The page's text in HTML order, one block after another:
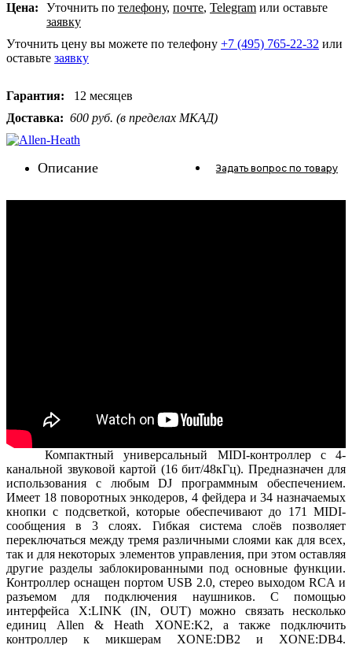
Цена:
Уточнить по телефону, почте, Telegram или оставьте
заявку
Уточнить цену вы можете по телефону +7 (495) 765-22-32 или
оставьте заявку
Гарантия: 12 месяцев
Доставка: 600 руб. (в пределах МКАД)
Описание Задать вопрос по товару
Компактный универсальный MIDI-контроллер с 4-
канальной звуковой картой (16 бит/48кГц). Предназначен для
использования с любым DJ программным обеспечением.
Имеет 18 поворотных энкодеров, 4 фейдера и 34 назначаемых
кнопки с подсветкой, которые обеспечивают до 171 MIDI-
сообщения в 3 слоях. Гибкая система слоёв позволяет
переключаться между тремя различными слоями как для всех,
так и для некоторых элементов управления, при этом оставляя
другие разделы заблокированными под основные функции.
Контроллер оснащен портом USB 2.0, стерео выходом RCA и
разъемом для подключения наушников. С помощью
интерфейса X:LINK (IN, OUT) можно связать несколько
единиц Allen & Heath XONE:K2, а также подключить
контроллер к микшерам XONE:DB2 и XONE:DB4.